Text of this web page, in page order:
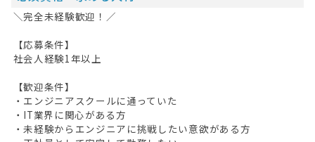
キープした求人 0
最近見た求人
お問い合わせ
掲載希望の方へ
＼完全未経験歓迎！／
【応募条件】
社会人経験1年以上
【歓迎条件】
・エンジニアスクールに通っていた
・IT業界に関心がある方
・未経験からエンジニアに挑戦したい意欲がある方